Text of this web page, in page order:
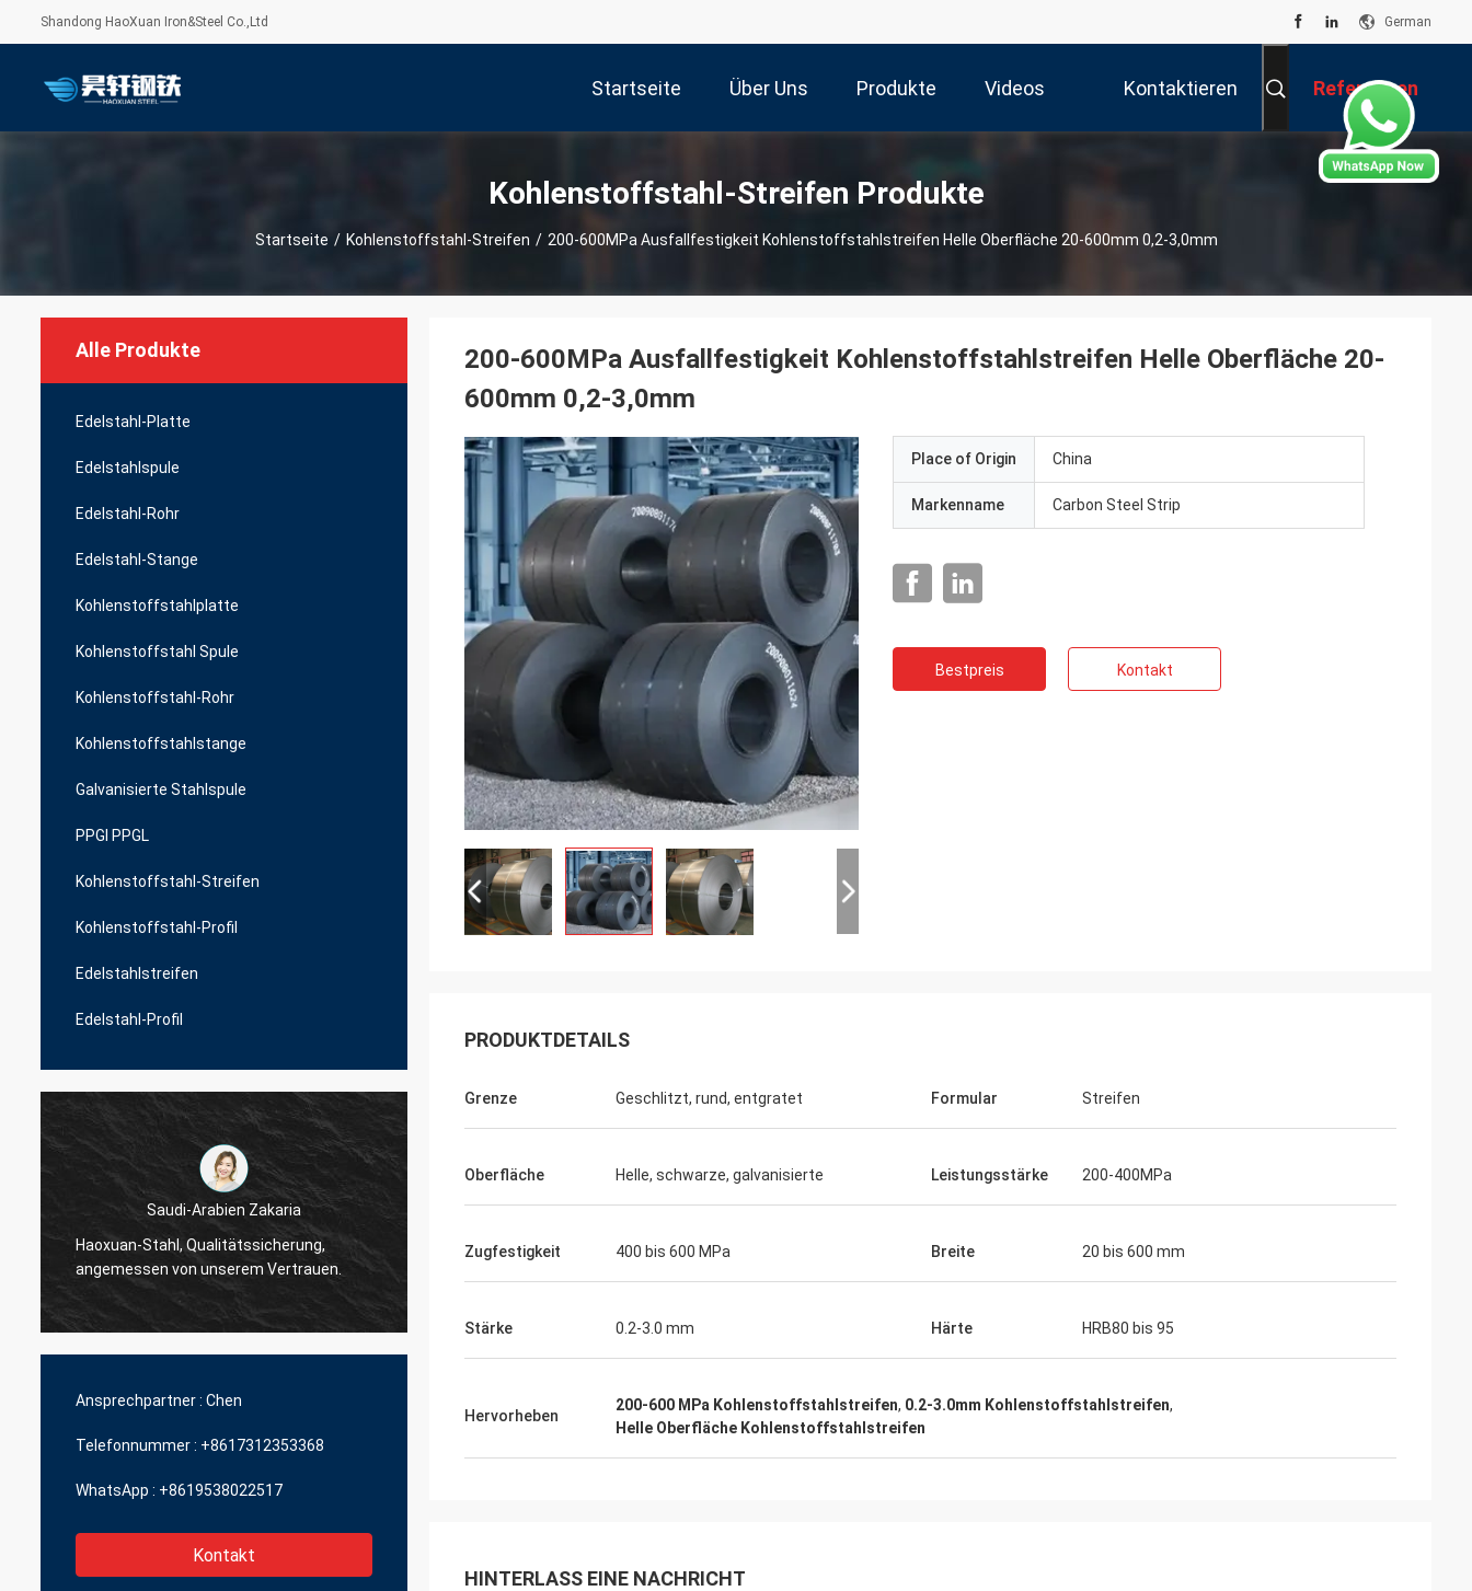
Shandong HaoXuan Iron&Steel Co.,Ltd German
Startseite Über Uns Produkte Videos Kontaktieren Referenzen
Kohlenstoffstahl-Streifen Produkte
Startseite / Kohlenstoffstahl-Streifen / 200-600MPa Ausfallfestigkeit Kohlenstoffstahlstreifen Helle Oberfläche 20-600mm 0,2-3,0mm
Alle Produkte
Edelstahl-Platte
Edelstahlspule
Edelstahl-Rohr
Edelstahl-Stange
Kohlenstoffstahlplatte
Kohlenstoffstahl Spule
Kohlenstoffstahl-Rohr
Kohlenstoffstahlstange
Galvanisierte Stahlspule
PPGI PPGL
Kohlenstoffstahl-Streifen
Kohlenstoffstahl-Profil
Edelstahlstreifen
Edelstahl-Profil
Saudi-Arabien Zakaria
Haoxuan-Stahl, Qualitätssicherung,
angemessen von unserem Vertrauen.
Saudi-Arabien Zakaria
Haoxuan-Stahl, Qualitätssicherung,
Ansprechpartner : Chen
Telefonnummer : +8617312353368
WhatsApp : +8619538022517
Kontakt
200-600MPa Ausfallfestigkeit Kohlenstoffstahlstreifen Helle Oberfläche 20-
600mm 0,2-3,0mm
Place of Origin China
Markenname Carbon Steel Strip
Bestpreis Kontakt
PRODUKTDETAILS
Grenze Geschlitzt, rund, entgratet Formular Streifen
Oberfläche Helle, schwarze, galvanisierte Leistungsstärke 200-400MPa
Zugfestigkeit 400 bis 600 MPa Breite 20 bis 600 mm
Stärke 0.2-3.0 mm Härte HRB80 bis 95
Hervorheben
200-600 MPa Kohlenstoffstahlstreifen, 0.2-3.0mm Kohlenstoffstahlstreifen,
Helle Oberfläche Kohlenstoffstahlstreifen
HINTERLASS EINE NACHRICHT